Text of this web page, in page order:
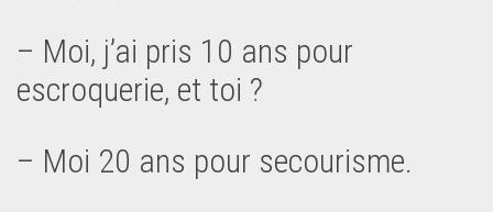
– Moi, j’ai pris 10 ans pour
escroquerie, et toi ?
– Moi 20 ans pour secourisme.